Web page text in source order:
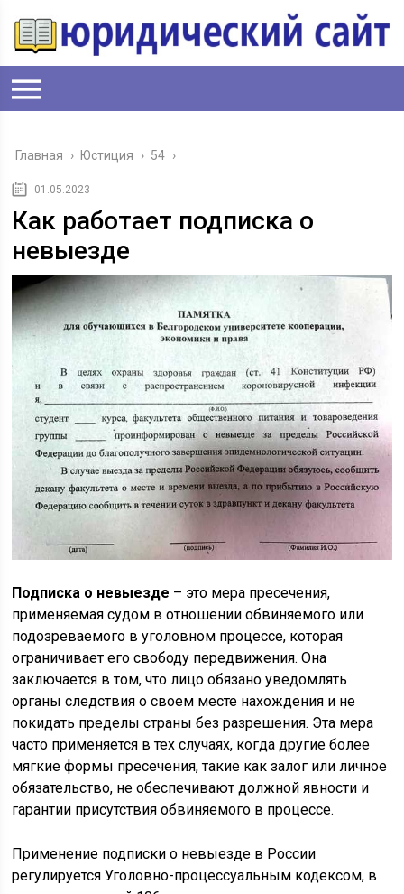
Главная › Юстиция › 54 ›
01.05.2023
Как работает подписка о
невыезде
Подписка о невыезде – это мера пресечения,
применяемая судом в отношении обвиняемого или
подозреваемого в уголовном процессе, которая
ограничивает его свободу передвижения. Она
заключается в том, что лицо обязано уведомлять
органы следствия о своем месте нахождения и не
покидать пределы страны без разрешения. Эта мера
часто применяется в тех случаях, когда другие более
мягкие формы пресечения, такие как залог или личное
обязательство, не обеспечивают должной явности и
гарантии присутствия обвиняемого в процессе.
Применение подписки о невыезде в России
регулируется Уголовно-процессуальным кодексом, в